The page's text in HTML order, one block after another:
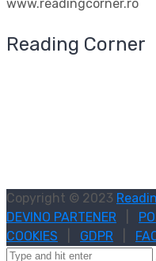
www.readingcorner.ro
Reading Corner
Copyright © 2023
DEVINO PARTENER
COOKIES
GDPR